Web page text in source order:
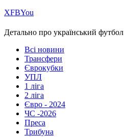
ХFBYou
Детально про український футбол
Всі новини
Трансфери
Єврокубки
УПЛ
1 ліга
2 ліга
Євро - 2024
ЧС -2026
Преса
Трибуна